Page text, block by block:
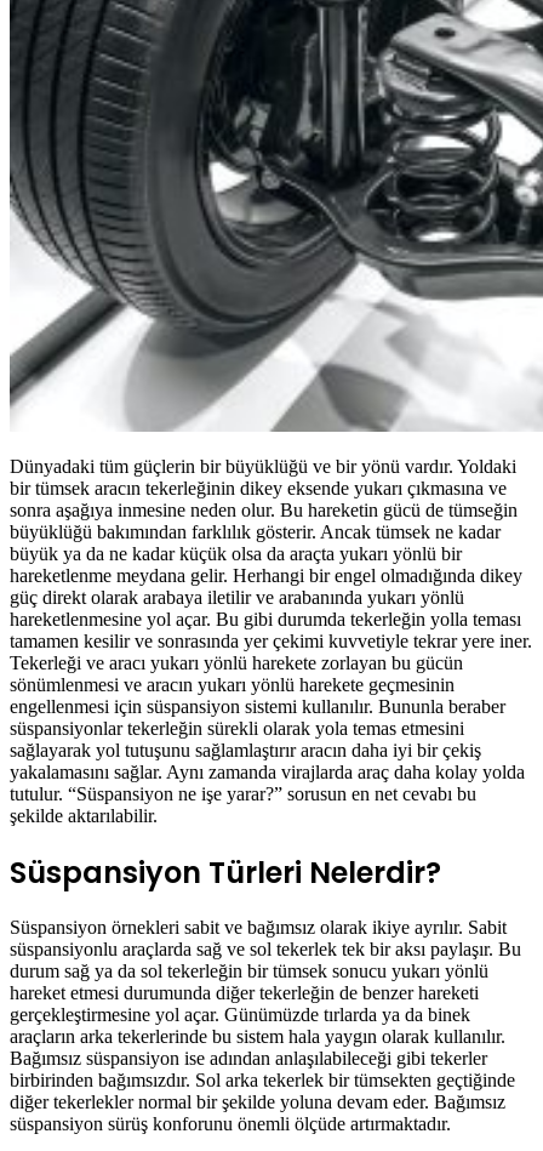
Dünyadaki tüm güçlerin bir büyüklüğü ve bir yönü vardır. Yoldaki
bir tümsek aracın tekerleğinin dikey eksende yukarı çıkmasına ve
sonra aşağıya inmesine neden olur. Bu hareketin gücü de tümseğin
büyüklüğü bakımından farklılık gösterir. Ancak tümsek ne kadar
büyük ya da ne kadar küçük olsa da araçta yukarı yönlü bir
hareketlenme meydana gelir. Herhangi bir engel olmadığında dikey
güç direkt olarak arabaya iletilir ve arabanında yukarı yönlü
hareketlenmesine yol açar. Bu gibi durumda tekerleğin yolla teması
tamamen kesilir ve sonrasında yer çekimi kuvvetiyle tekrar yere iner.
Tekerleği ve aracı yukarı yönlü harekete zorlayan bu gücün
sönümlenmesi ve aracın yukarı yönlü harekete geçmesinin
engellenmesi için süspansiyon sistemi kullanılır. Bununla beraber
süspansiyonlar tekerleğin sürekli olarak yola temas etmesini
sağlayarak yol tutuşunu sağlamlaştırır aracın daha iyi bir çekiş
yakalamasını sağlar. Aynı zamanda virajlarda araç daha kolay yolda
tutulur. “Süspansiyon ne işe yarar?” sorusun en net cevabı bu
şekilde aktarılabilir.
Süspansiyon Türleri Nelerdir?
Süspansiyon örnekleri sabit ve bağımsız olarak ikiye ayrılır. Sabit
süspansiyonlu araçlarda sağ ve sol tekerlek tek bir aksı paylaşır. Bu
durum sağ ya da sol tekerleğin bir tümsek sonucu yukarı yönlü
hareket etmesi durumunda diğer tekerleğin de benzer hareketi
gerçekleştirmesine yol açar. Günümüzde tırlarda ya da binek
araçların arka tekerlerinde bu sistem hala yaygın olarak kullanılır.
Bağımsız süspansiyon ise adından anlaşılabileceği gibi tekerler
birbirinden bağımsızdır. Sol arka tekerlek bir tümsekten geçtiğinde
diğer tekerlekler normal bir şekilde yoluna devam eder. Bağımsız
süspansiyon sürüş konforunu önemli ölçüde artırmaktadır.